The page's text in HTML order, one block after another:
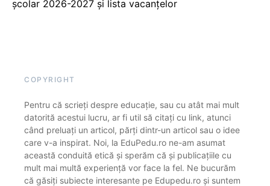
școlar 2026-2027 și lista vacanțelor
COPYRIGHT
Pentru că scrieți despre educație, sau cu atât mai mult
datorită acestui lucru, ar fi util să citați cu link, atunci
când preluați un articol, părți dintr-un articol sau o idee
care v-a inspirat. Noi, la EduPedu.ro ne-am asumat
această conduită etică și sperăm că și publicațiile cu
mult mai multă experiență vor face la fel. Ne bucurăm
că găsiți subiecte interesante pe Edupedu.ro și suntem